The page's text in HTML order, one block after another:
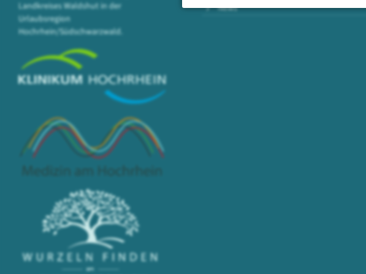
Landkreises Waldshut in der
Urlaubsregion
Hochrhein/Südschwarzwald.
News